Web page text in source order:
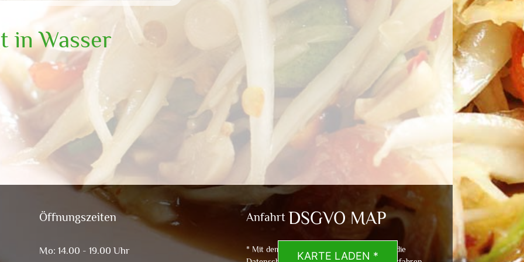
in Wasser
Öffnungszeiten
Mo: 14.00 - 19.00 Uhr
Anfahrt DSGVO MAP
KARTE LADEN *
* Mit dem Laden der Karte akzeptierst du die